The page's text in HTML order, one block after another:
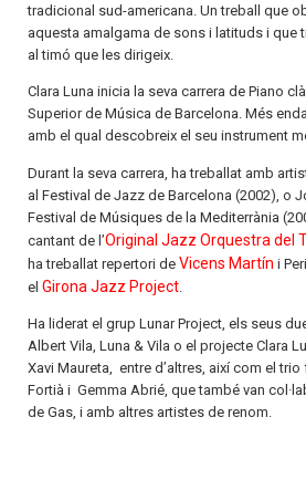
tradicional sud-americana. Un treball que
aquesta amalgama de sons i latituds i que
al timó que les dirigeix.
Clara Luna inicia la seva carrera de Piano
Superior de Música de Barcelona. Més
amb el qual descobreix el seu instrument
Durant la seva carrera, ha treballat amb
al Festival de Jazz de Barcelona (2002), o
Festival de Músiques de la Mediterrània
cantant de l’Original Jazz Orquestra del
ha treballat repertori de Vicens Martín i
el Girona Jazz Project
Ha liderat el grup Lunar Project, els seus
Albert Vila, Luna & Vila o el projecte Clara
Xavi Maureta, entre d’altres, així com el
Fortià i Gemma Abrié, que també van
de Gas, i amb altres artistes de renom.